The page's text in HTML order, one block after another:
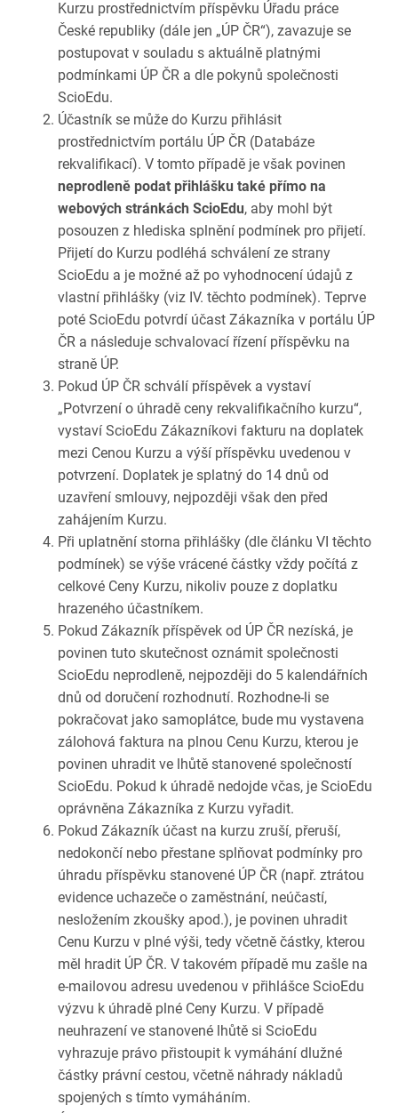
Kurzu prostřednictvím příspěvku Úřadu práce
České republiky (dále jen „ÚP ČR“), zavazuje se
postupovat v souladu s aktuálně platnými
podmínkami ÚP ČR a dle pokynů společnosti
ScioEdu.
Účastník se může do Kurzu přihlásit
prostřednictvím portálu ÚP ČR (Databáze
rekvalifikací). V tomto případě je však povinen
neprodleně podat přihlášku také přímo na
webových stránkách ScioEdu, aby mohl být
posouzen z hlediska splnění podmínek pro přijetí.
Přijetí do Kurzu podléhá schválení ze strany
ScioEdu a je možné až po vyhodnocení údajů z
vlastní přihlášky (viz IV. těchto podmínek). Teprve
poté ScioEdu potvrdí účast Zákazníka v portálu ÚP
ČR a následuje schvalovací řízení příspěvku na
straně ÚP.
Pokud ÚP ČR schválí příspěvek a vystaví
„Potvrzení o úhradě ceny rekvalifikačního kurzu“,
vystaví ScioEdu Zákazníkovi fakturu na doplatek
mezi Cenou Kurzu a výší příspěvku uvedenou v
potvrzení. Doplatek je splatný do 14 dnů od
uzavření smlouvy, nejpozději však den před
zahájením Kurzu.
Při uplatnění storna přihlášky (dle článku VI těchto
podmínek) se výše vrácené částky vždy počítá z
celkové Ceny Kurzu, nikoliv pouze z doplatku
hrazeného účastníkem.
Pokud Zákazník příspěvek od ÚP ČR nezíská, je
povinen tuto skutečnost oznámit společnosti
ScioEdu neprodleně, nejpozději do 5 kalendářních
dnů od doručení rozhodnutí. Rozhodne-li se
pokračovat jako samoplátce, bude mu vystavena
zálohová faktura na plnou Cenu Kurzu, kterou je
povinen uhradit ve lhůtě stanovené společností
ScioEdu. Pokud k úhradě nedojde včas, je ScioEdu
oprávněna Zákazníka z Kurzu vyřadit.
Pokud Zákazník účast na kurzu zruší, přeruší,
nedokončí nebo přestane splňovat podmínky pro
úhradu příspěvku stanovené ÚP ČR (např. ztrátou
evidence uchazeče o zaměstnání, neúčastí,
nesložením zkoušky apod.), je povinen uhradit
Cenu Kurzu v plné výši, tedy včetně částky, kterou
měl hradit ÚP ČR. V takovém případě mu zašle na
e-mailovou adresu uvedenou v přihlášce ScioEdu
výzvu k úhradě plné Ceny Kurzu. V případě
neuhrazení ve stanovené lhůtě si ScioEdu
vyhrazuje právo přistoupit k vymáhání dlužné
částky právní cestou, včetně náhrady nákladů
spojených s tímto vymáháním.